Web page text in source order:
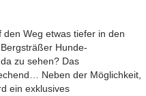
Weg etwas tiefer in den
Hunde-
zu sehen? Das
Neben der Möglichkeit,
ein exklusives